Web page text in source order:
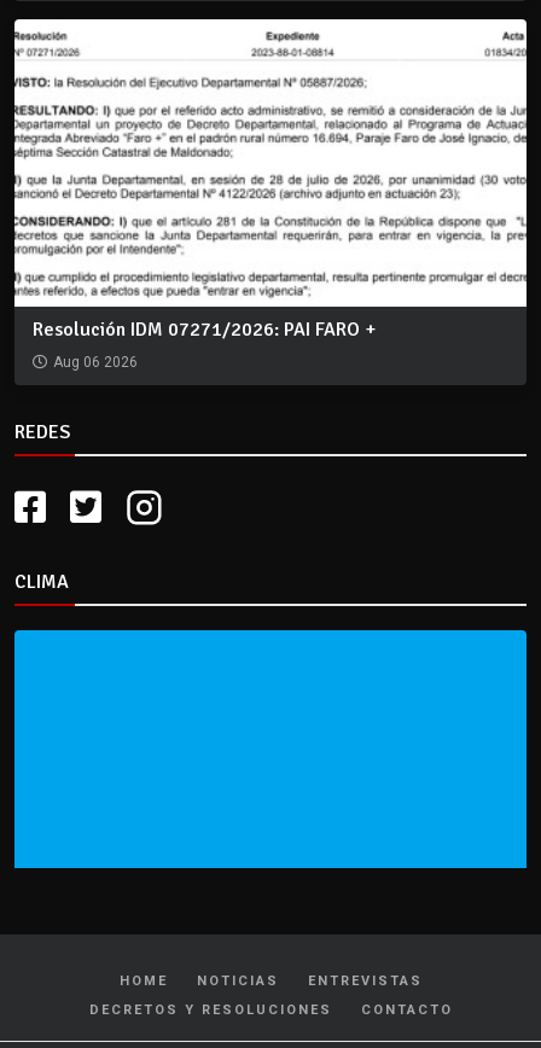
Resolución IDM 07271/2026: PAI FARO +
Aug 06 2026
REDES
CLIMA
HOME NOTICIAS
ENTREVISTAS
DECRETOS Y RESOLUCIONES
CONTACTO